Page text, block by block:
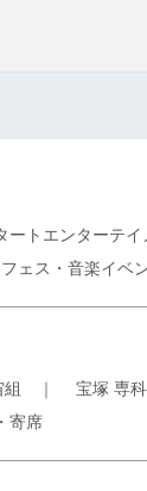
ートエンターテイ
フェス・音楽イベ
｜ 宝塚 専科
寄席